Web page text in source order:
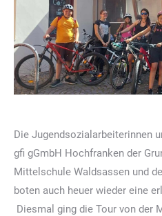
Die Jugendsozialarbeiterinnen
gfi gGmbH Hochfranken der
Mittelschule Waldsassen und
boten auch heuer wieder eine
Diesmal ging die Tour von der